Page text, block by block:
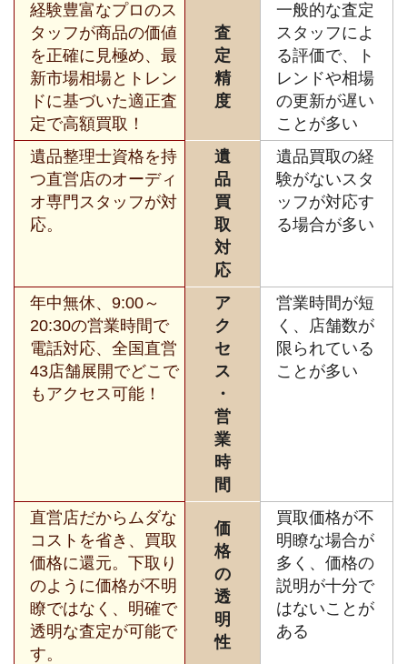
経験豊富なプロのス
タッフが商品の価値
を正確に見極め、最
新市場相場とトレン
ドに基づいた適正査
定で高額買取！
査
定
精
度
一般的な査定
スタッフによ
る評価で、ト
レンドや相場
の更新が遅い
ことが多い
遺品整理士資格を持
つ直営店のオーディ
オ専門スタッフが対
応。
遺
品
買
取
対
応
遺品買取の経
験がないスタ
ッフが対応す
る場合が多い
年中無休、9:00～
20:30の営業時間で
電話対応、全国直営
43店舗展開でどこで
もアクセス可能！
ア
ク
セ
ス
・
営
業
時
間
営業時間が短
く、店舗数が
限られている
ことが多い
直営店だからムダな
コストを省き、買取
価格に還元。下取り
のように価格が不明
瞭ではなく、明確で
透明な査定が可能で
す。
価
格
の
透
明
性
買取価格が不
明瞭な場合が
多く、価格の
説明が十分で
はないことが
ある